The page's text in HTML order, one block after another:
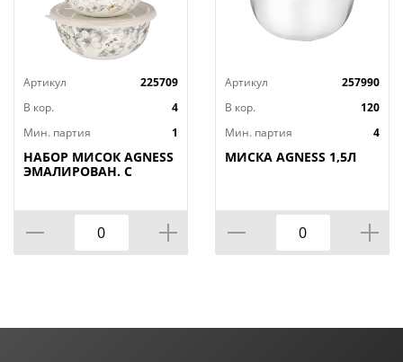
Артикул
225709
В кор.
4
Мин. партия
1
НАБОР МИСОК AGNESS
ЭМАЛИРОВАН. С
САД, 6ПР.14/16/18СМ,
0,6/0,9/1,3Л
Артикул
257990
В кор.
120
Мин. партия
4
МИСКА AGNESS 1,5Л